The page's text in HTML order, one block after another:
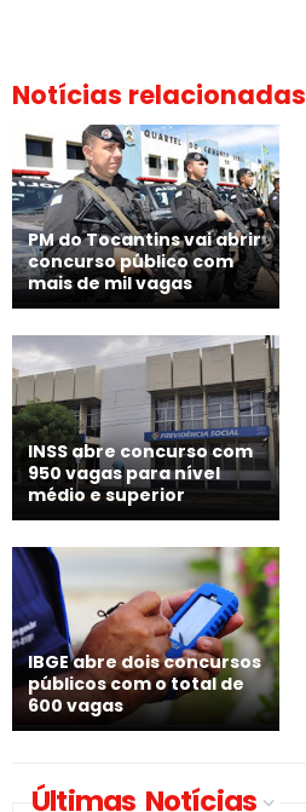
Notícias relacionadas
PM do Tocantins vai abrir
concurso público com
mais de mil vagas
INSS abre concurso com
950 vagas para nível
médio e superior
IBGE abre dois concursos
públicos com o total de
600 vagas
Últimas Notícias